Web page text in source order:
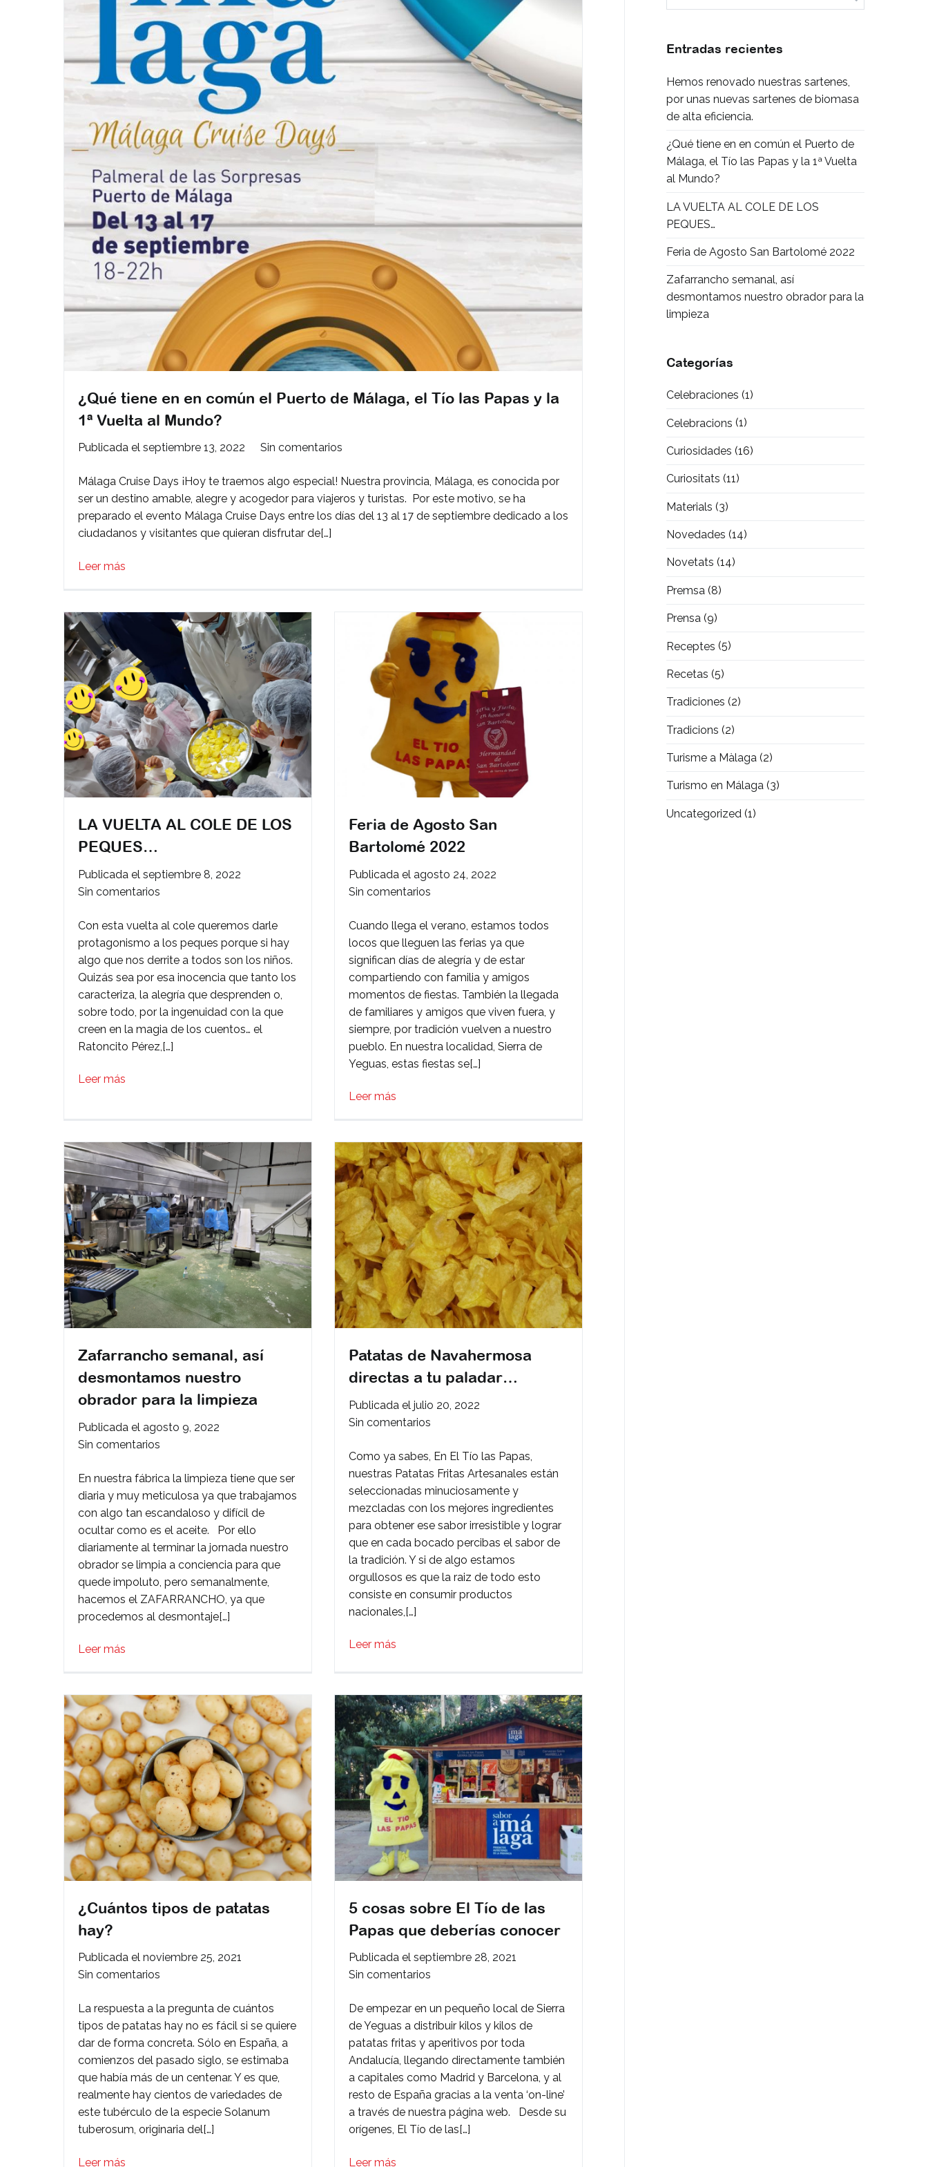
¿Qué tiene en en común el Puerto de Málaga, el Tío las Papas y la
1ª Vuelta al Mundo?
Publicada el septiembre 13, 2022 Sin comentariosen
tiene
en
en
Papas
Málaga Cruise Days ¡Hoy te traemos algo especial! Nuestra provincia, Málaga, es conocida por
ser un destino amable, alegre y acogedor para viajeros y turistas. Por este motivo, se ha
preparado el evento Málaga Cruise Days entre los días del 13 al 17 de septiembre dedicado a los
ciudadanos y visitantes que quieran disfrutar de[…]
Leer más
LA VUELTA AL COLE DE LOS
PEQUES…
Publicada el septiembre 8, 2022
Sin comentarios
VUELTA
AL
COLE
DE
LOS
PEQUES…
Con esta vuelta al cole queremos darle
protagonismo a los peques porque si hay
algo que nos derrite a todos son los niños.
Quizás sea por esa inocencia que tanto los
caracteriza, la alegría que desprenden o,
sobre todo, por la ingenuidad con la que
creen en la magia de los cuentos… el
Ratoncito Pérez,[…]
Leer más
Feria de Agosto San
Bartolomé 2022
Publicada el agosto 24, 2022
Sin comentarios
de
Agosto
San
Bartolomé
2022
Cuando llega el verano, estamos todos
locos que lleguen las ferias ya que
significan días de alegría y de estar
compartiendo con familia y amigos
momentos de fiestas. También la llegada
de familiares y amigos que viven fuera, y
siempre, por tradición vuelven a nuestro
pueblo. En nuestra localidad, Sierra de
Yeguas, estas fiestas se[…]
Leer más
Zafarrancho semanal, así
desmontamos nuestro
obrador para la limpieza
Publicada el agosto 9, 2022
Sin comentarios
semanal,
así
desmontamos
nuestro
obrador
para
la
limpieza
En nuestra fábrica la limpieza tiene que ser
diaria y muy meticulosa ya que trabajamos
con algo tan escandaloso y difícil de
ocultar como es el aceite. Por ello
diariamente al terminar la jornada nuestro
obrador se limpia a conciencia para que
quede impoluto, pero semanalmente,
hacemos el ZAFARRANCHO, ya que
procedemos al desmontaje[…]
Leer más
Patatas de Navahermosa
directas a tu paladar…
Publicada el julio 20, 2022
Sin comentarios
de
Navahermosa
directas
a
tu
paladar…
Como ya sabes, En El Tío las Papas,
nuestras Patatas Fritas Artesanales están
seleccionadas minuciosamente y
mezcladas con los mejores ingredientes
para obtener ese sabor irresistible y lograr
que en cada bocado percibas el sabor de
la tradición. Y si de algo estamos
orgullosos es que la raiz de todo esto
consiste en consumir productos
nacionales,[…]
Leer más
¿Cuántos tipos de patatas
hay?
Publicada el noviembre 25, 2021
Sin comentarios
tipos
de
patatas
hay?
La respuesta a la pregunta de cuántos
tipos de patatas hay no es fácil si se quiere
dar de forma concreta. Sólo en España, a
comienzos del pasado siglo, se estimaba
que había más de un centenar. Y es que,
realmente hay cientos de variedades de
este tubérculo de la especie Solanum
tuberosum, originaria del[…]
Leer más
5 cosas sobre El Tío de las
Papas que deberías conocer
Publicada el septiembre 28, 2021
Sin comentarios
cosas
sobre
El
Tío
de
las
Papas
que
De empezar en un pequeño local de Sierra
de Yeguas a distribuir kilos y kilos de
patatas fritas y aperitivos por toda
Andalucía, llegando directamente también
a capitales como Madrid y Barcelona, y al
resto de España gracias a la venta ‘on-line’
a través de nuestra página web. Desde su
orígenes, El Tío de las[…]
Leer más
Entradas recientes
Hemos renovado nuestras sartenes,
por unas nuevas sartenes de biomasa
de alta eficiencia.
¿Qué tiene en en común el Puerto de
Málaga, el Tío las Papas y la 1ª Vuelta
al Mundo?
LA VUELTA AL COLE DE LOS
PEQUES…
Feria de Agosto San Bartolomé 2022
Zafarrancho semanal, así
desmontamos nuestro obrador para la
limpieza
Categorías
Celebraciones (1)
Celebracions (1)
Curiosidades (16)
Curiositats (11)
Materials (3)
Novedades (14)
Novetats (14)
Premsa (8)
Prensa (9)
Receptes (5)
Recetas (5)
Tradiciones (2)
Tradicions (2)
Turisme a Màlaga (2)
Turismo en Málaga (3)
Uncategorized (1)